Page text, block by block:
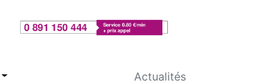
Actualités